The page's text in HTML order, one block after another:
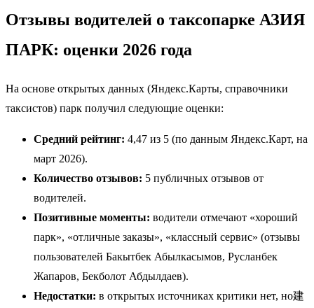
Отзывы водителей о таксопарке АЗИЯ
ПАРК: оценки 2026 года
На основе открытых данных (Яндекс.Карты, справочники
таксистов) парк получил следующие оценки:
Средний рейтинг: 4,47 из 5 (по данным Яндекс.Карт, на
март 2026).
Количество отзывов: 5 публичных отзывов от
водителей.
Позитивные моменты: водители отмечают «хороший
парк», «отличные заказы», «классный сервис» (отзывы
пользователей Бакытбек Абылкасымов, Русланбек
Жапаров, Бекболот Абдылдаев).
Недостатки: в открытых источниках критики нет, но建